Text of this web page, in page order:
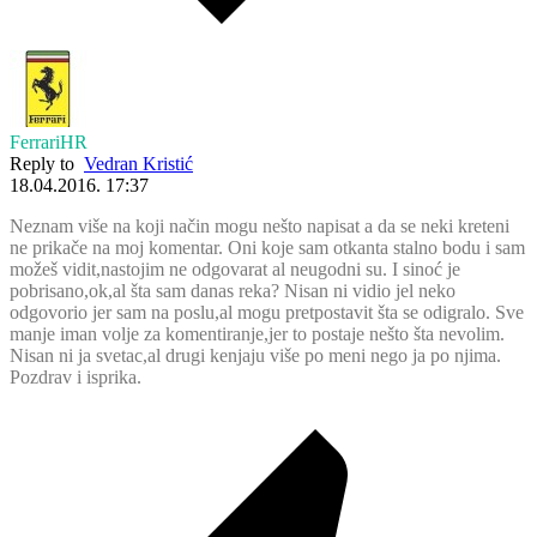
FerrariHR
Reply to Vedran Kristić
18.04.2016. 17:37
Neznam više na koji način mogu nešto napisat a da se neki kreteni
ne prikače na moj komentar. Oni koje sam otkanta stalno bodu i sam
možeš vidit,nastojim ne odgovarat al neugodni su. I sinoć je
pobrisano,ok,al šta sam danas reka? Nisan ni vidio jel neko
odgovorio jer sam na poslu,al mogu pretpostavit šta se odigralo. Sve
manje iman volje za komentiranje,jer to postaje nešto šta nevolim.
Nisan ni ja svetac,al drugi kenjaju više po meni nego ja po njima.
Pozdrav i isprika.